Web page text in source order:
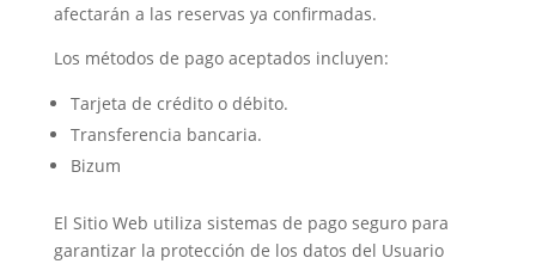
afectarán a las reservas ya confirmadas.
Los métodos de pago aceptados incluyen:
Tarjeta de crédito o débito.
Transferencia bancaria.
Bizum
El Sitio Web utiliza sistemas de pago seguro para
garantizar la protección de los datos del Usuario